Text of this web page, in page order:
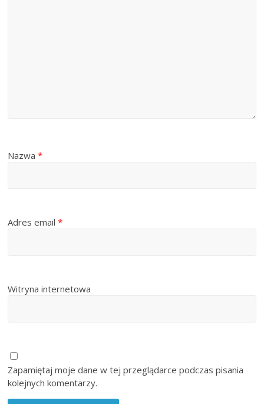
Nazwa*
Adres email*
Witryna internetowa
Zapamiętaj moje dane w tej przeglądarce podczas pisania
kolejnych komentarzy.